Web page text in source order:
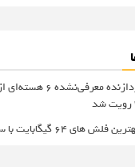
پردازنده
های 64 گیگابایت با سرعت بالا